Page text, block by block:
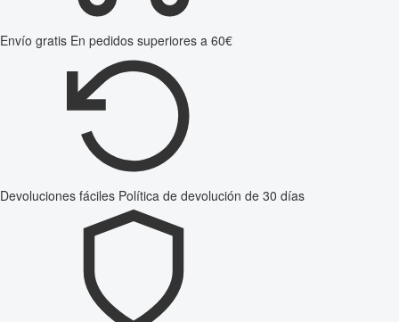
Envío gratis En pedidos superiores a 60€
Devoluciones fáciles Política de devolución de 30 días